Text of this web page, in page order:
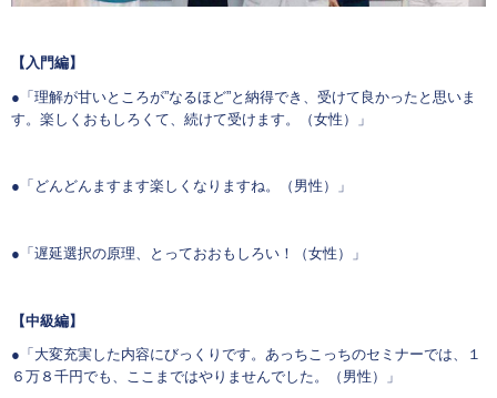
【入門編】
●「理解が甘いところが”なるほど”と納得でき、受けて良かったと思いま
す。楽しくおもしろくて、続けて受けます。（女性）」
●「どんどんますます楽しくなりますね。（男性）」
●「遅延選択の原理、とっておおもしろい！（女性）」
【中級編】
●「大変充実した内容にびっくりです。あっちこっちのセミナーでは、１
６万８千円でも、ここまではやりませんでした。（男性）」